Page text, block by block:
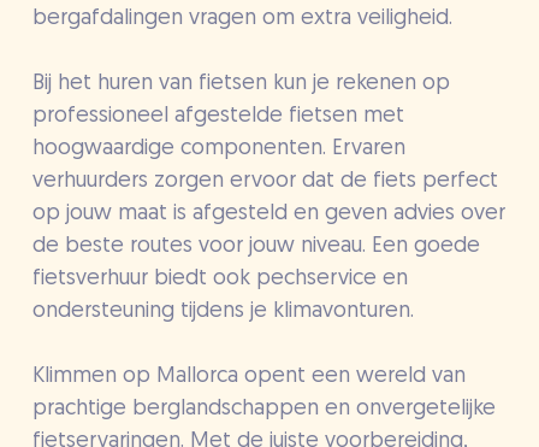
bergafdalingen vragen om extra veiligheid.
Bij het huren van fietsen kun je rekenen op
professioneel afgestelde fietsen met
hoogwaardige componenten. Ervaren
verhuurders zorgen ervoor dat de fiets perfect
op jouw maat is afgesteld en geven advies over
de beste routes voor jouw niveau. Een goede
fietsverhuur biedt ook pechservice en
ondersteuning tijdens je klimavonturen.
Klimmen op Mallorca opent een wereld van
prachtige berglandschappen en onvergetelijke
fietservaringen. Met de juiste voorbereiding,